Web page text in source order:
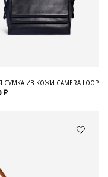
СУМКА ИЗ КОЖИ CAMERA LOOP
₽